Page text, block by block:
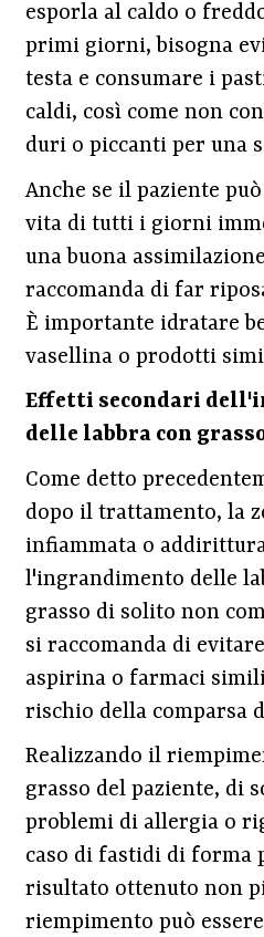
esporla al caldo o
primi giorni, bisogna
testa e consumare i
caldi, così come non
duri o piccanti per una
Anche se il paziente
vita di tutti i giorni
una buona
raccomanda di far
È importante idratare
vasellina o prodotti
Effetti secondari
delle labbra con
Come detto
dopo il trattamento, la
infiammata o
l'ingrandimento delle
grasso di solito non
si raccomanda di
aspirina o farmaci
rischio della comparsa
Realizzando il
grasso del paziente, di
problemi di allergia o
caso di fastidi di forma
risultato ottenuto non
riempimento può